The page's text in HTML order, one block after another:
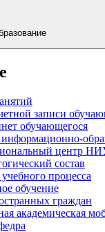
записи
обучающегося
центр
состав
процесса
обучение
граждан
академическая